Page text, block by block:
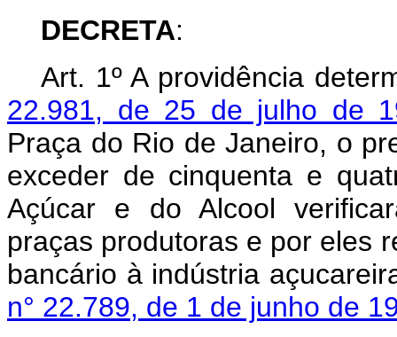
DECRETA:
Art. 1º A providência
22.981, de 25 de julho de
Praça do Rio de Janeiro, o
exceder de cinquenta e
Açúcar e do Alcool
praças produtoras e por eles
bancário à indústria
n° 22.789, de 1 de junho de